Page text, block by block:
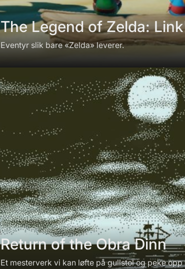
The Legend of Zelda:
Eventyr slik bare «Zelda» leverer.
Return of the Obra Dinn
Et mesterverk vi kan løfte på gullstol og peke opp